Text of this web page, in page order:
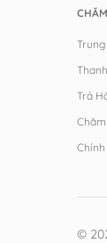
Trung
Trả
©